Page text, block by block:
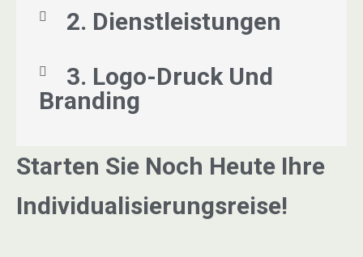
2. Dienstleistungen
3. Logo-Druck Und
Branding
Starten Sie Noch Heute Ihre
Individualisierungsreise!